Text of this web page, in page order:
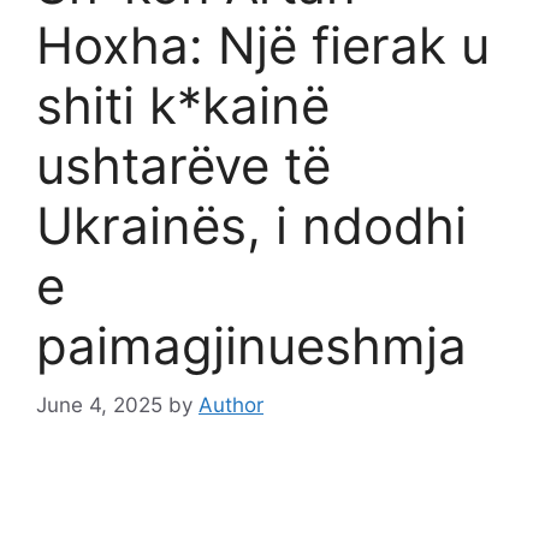
Hoxha: Një fierak u
shiti k*kainë
ushtarëve të
Ukrainës, i ndodhi
e
paimagjinueshmja
June 4, 2025 by Author